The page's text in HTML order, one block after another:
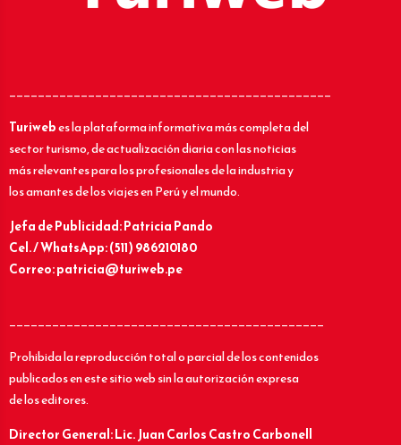
_____________________________________________
Turiwebes la plataforma informativa más completa del
sector turismo, de actualización diaria con las noticias
más relevantes para los profesionales de la industria y
los amantes de los viajes en Perú y el mundo.
Jefa de Publicidad: Patricia Pando
Cel. / WhatsApp: (511) 986210180
Correo: patricia@turiweb.pe
____________________________________________
Prohibida la reproducción total o parcial de los contenidos
publicados en este sitio web sin la autorización expresa
de los editores.
Director General: Lic.Juan Carlos Castro Carbonell